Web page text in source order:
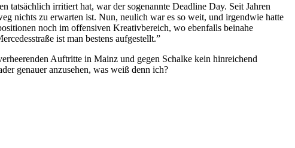
tatsächlich irritiert hat, war der sogenannte Deadline Day. Seit Jahren
nichts zu erwarten ist. Nun, neulich war es so weit, und irgendwie hatte
noch im offensiven Kreativbereich, wo ebenfalls beinahe
ist man bestens aufgestellt.”
Auftritte in Mainz und gegen Schalke kein hinreichend
genauer anzusehen, was weiß denn ich?